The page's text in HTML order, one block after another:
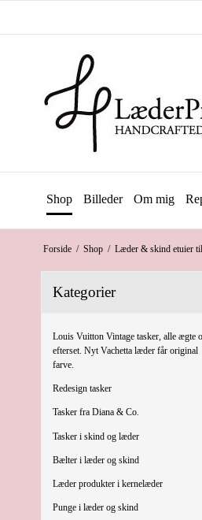
Shop Billeder Om mig
Forside / Shop / Læder & skind etuier
Kategorier
Louis Vuitton Vintage tasker, alle ægte
efterset. Nyt Vachetta læder får original
farve.
Redesign tasker
Tasker fra Diana & Co.
Tasker i skind og læder
Bælter i læder og skind
Læder produkter i kernelæder
Punge i læder og skind